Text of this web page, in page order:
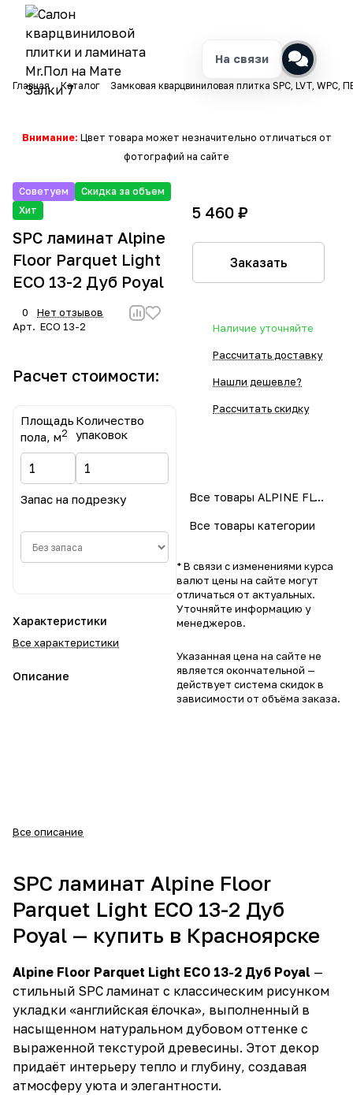
Главная Каталог Замковая кварцвиниловая плитка SPC, LVT, WPC,
Внимание: Цвет товара может незначительно отличаться от
фотографий на сайте
Советуем
Скидка за объем
Хит
SPC ламинат Alpine
Floor Parquet Light
ECO 13-2 Дуб Poyal
0
Нет отзывов
Арт. ECO 13-2
Расчет стоимости:
Площадь
пола, м2
Количество
упаковок
Запас на подрезку
Характеристики
Все характеристики
Описание
Все описание
5 460 ₽
Заказать
Наличие уточняйте
Рассчитать доставку
Нашли дешевле?
Рассчитать скидку
Все товары ALPINE FLOOR
Все товары категории
* В связи с изменениями курса
валют цены на сайте могут
отличаться от актуальных.
Уточняйте информацию у
менеджеров.
Указанная цена на сайте не
является окончательной —
действует система скидок в
зависимости от объёма заказа.
SPC ламинат Alpine Floor
Parquet Light ECO 13-2 Дуб
Poyal — купить в Красноярске
Alpine Floor Parquet Light ECO 13-2 Дуб Poyal —
стильный SPC ламинат с классическим рисунком
укладки «английская ёлочка», выполненный в
насыщенном натуральном дубовом оттенке с
выраженной текстурой древесины. Этот декор
придаёт интерьеру тепло и глубину, создавая
атмосферу уюта и элегантности.
На связи